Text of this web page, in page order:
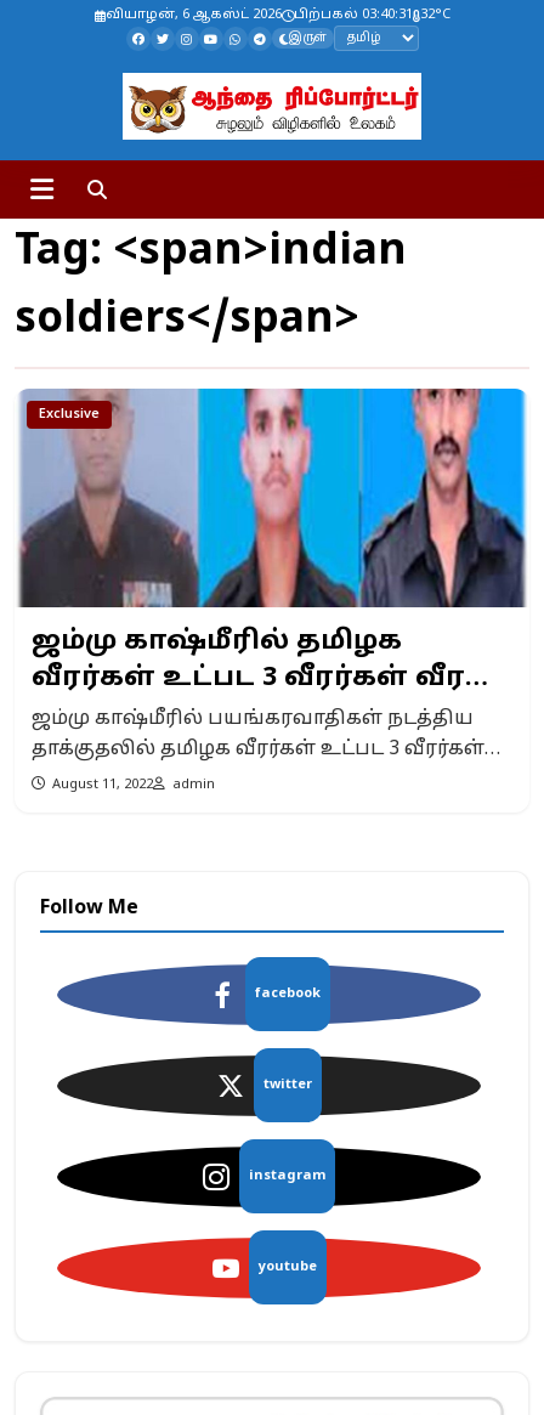
வியாழன், 6 ஆகஸ்ட் 2026 பிற்பகல் 03:40:32 32°C
இருள்
Tag: <span>indian
soldiers</span>
Exclusive
ஜம்மு காஷ்மீரில் தமிழக
வீரர்கள் உட்பட 3 வீரர்கள் வீர
மரணம்!
ஜம்மு காஷ்மீரில் பயங்கரவாதிகள் நடத்திய
தாக்குதலில் தமிழக வீரர்கள் உட்பட 3 வீரர்கள்
வீர மரணம் அடைந்துள்ளனர். ஜம்மு காஷ்மீரில்,
பாதுகாப்புக்காக நிறுத்தி வைக்கப்பட்ட
காவலர்கள் கண்டறிந்தனர். இதனால்
இராணுவ வீரர்கள் அனைவரும்
முன்னெச்சரிக்கையாக இருந்தனர். இராணுவ
முகாமை நோக்கி வந்த பயங்கரவாதிகள்,
இராணுவ முகாமின் போஸ்ட்டுக்குள்
நுழைவதற்காக இரண்டு கையெறி
குண்டுகளை வீசியுள்ளனர். இதனால்
எச்சரிக்கை காவலர்கள் அப்பகுதியை […]
August 11, 2022 admin
Follow Me
facebook
twitter
instagram
youtube